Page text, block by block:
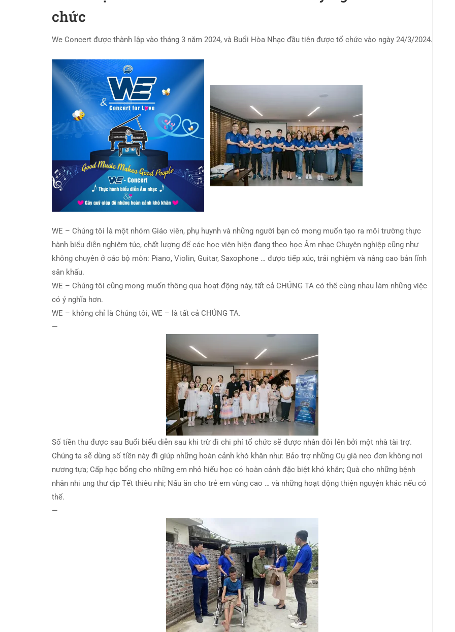
chức
We Concert được thành lập vào tháng 3 năm 2024, và Buổi Hòa Nhạc đầu tiên được tổ chức vào ngày 24/3/2024.
WE – Chúng tôi là một nhóm Giáo viên, phụ huynh và những người bạn có mong muốn tạo ra môi trường thực
hành biểu diễn nghiêm túc, chất lượng để các học viên hiện đang theo học Âm nhạc Chuyên nghiệp cũng như
không chuyên ở các bộ môn: Piano, Violin, Guitar, Saxophone … được tiếp xúc, trải nghiệm và nâng cao bản lĩnh
sân khấu.
WE – Chúng tôi cũng mong muốn thông qua hoạt động này, tất cả CHÚNG TA có thể cùng nhau làm những việc
có ý nghĩa hơn.
WE – không chỉ là Chúng tôi, WE – là tất cả CHÚNG TA.
—
Số tiền thu được sau Buổi biểu diễn sau khi trừ đi chi phí tổ chức sẽ được nhân đôi lên bởi một nhà tài trợ.
Chúng ta sẽ dùng số tiền này đi giúp những hoàn cảnh khó khăn như: Bảo trợ những Cụ già neo đơn không nơi
nương tựa; Cấp học bổng cho những em nhỏ hiếu học có hoàn cảnh đặc biệt khó khăn; Quà cho những bệnh
nhân nhi ung thư dịp Tết thiêu nhi; Nấu ăn cho trẻ em vùng cao … và những hoạt động thiện nguyện khác nếu có
thể.
—